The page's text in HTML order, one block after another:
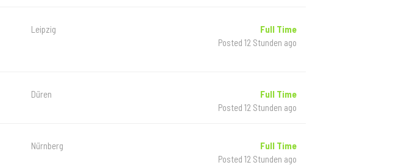
Leipzig
Full Time
Posted 12 Stunden ago
Düren
Full Time
Posted 12 Stunden ago
Nürnberg
Full Time
Posted 12 Stunden ago